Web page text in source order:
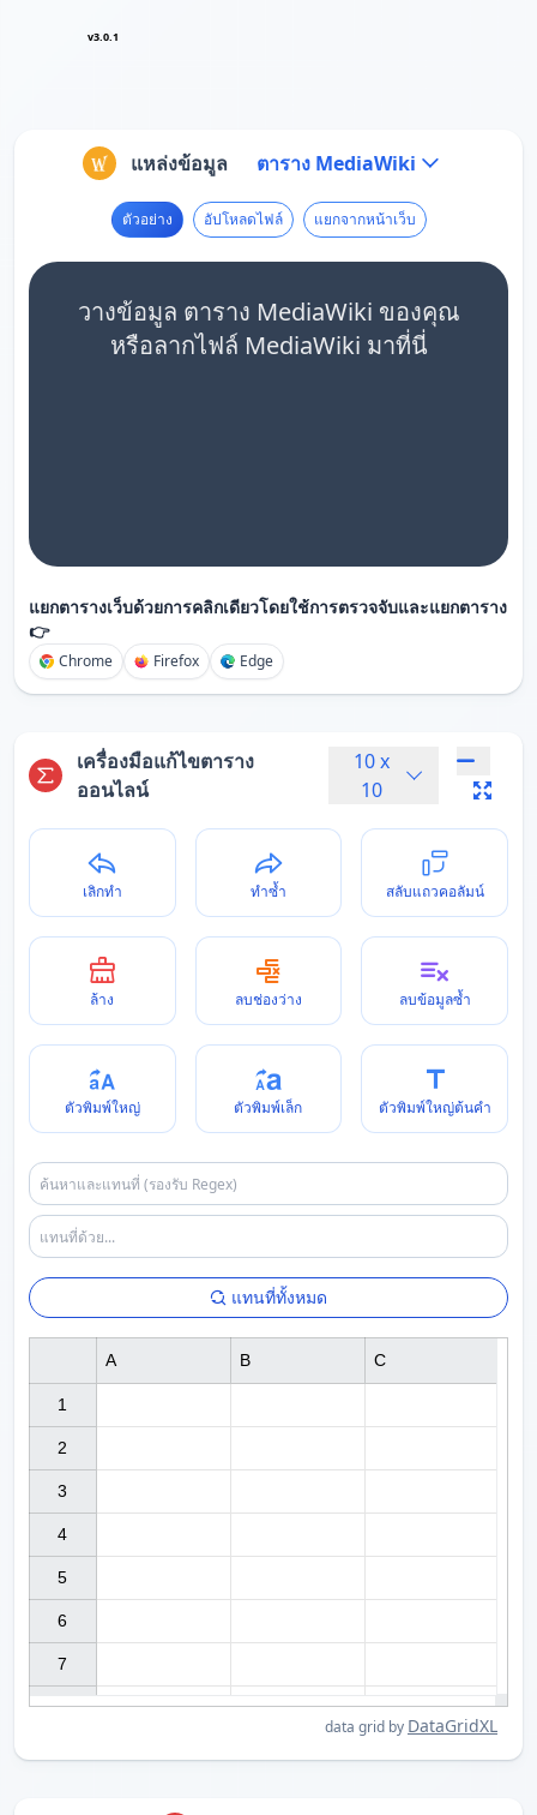
v3.0.1
แหล่งข้อมูล ตาราง MediaWiki
ตัวอย่าง อัปโหลดไฟล์ แยกจากหน้าเว็บ
วางข้อมูล ตาราง MediaWiki ของคุณ
หรือลากไฟล์ MediaWiki มาที่นี่
แยกตารางเว็บด้วยการคลิกเดียวโดยใช้การตรวจจับและแยกตาราง
👉
Chrome Firefox Edge
เครื่องมือแก้ไขตาราง
ออนไลน์
10x
10
เลิกทำ ทำซ้ำ สลับแถวคอลัมน์
ล้าง ลบช่องว่าง ลบข้อมูลซ้ำ
ตัวพิมพ์ใหญ่ ตัวพิมพ์เล็ก ตัวพิมพ์ใหญ่ต้นคำ
แทนที่ทั้งหมด
1
2
3
4
5
6
7
A B C
data grid by DataGridXL